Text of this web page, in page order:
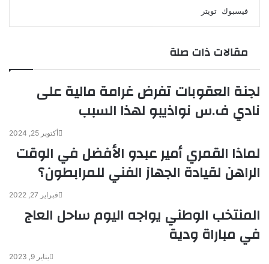
فيسبوك تويتر
مقالات ذات صلة
لجنة العقوبات تفرض غرامة مالية على
نادي ف.س نواذيبو لهذا السبب
أكتوبر 25, 2024
لماذا القمري أمير عبدو الأفضل في الوقت
الراهن لقيادة الجهاز الفني للمرابطون؟
فبراير 27, 2022
المنتخب الوطني يواجه اليوم ساحل العاج
في مباراة ودية
يناير 9, 2023